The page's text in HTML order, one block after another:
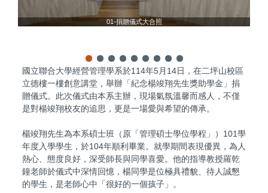
01-捐贈儀式大合照
國立聯合大學經營管理學系於114年5月14日，在二坪山校區
立德樓一樓創意講堂，舉辦「紀念楊竣翔先生獎助學金」捐
贈儀式。此次儀式由本系主辦，現場氣氛溫馨而感人，不僅
是對楊竣翔校友的追思，更是一場愛與希望的傳承。
楊竣翔先生為本系碩士班（原「管理碩士學位學程」）101學
年度入學學生，於104年順利畢業。就學期間表現優異，為人
熱心、態度良好，深受師長與同學喜愛。他的指導教授羅乾
鐘老師於儀式中深情回憶，楊同學是位極具禮貌、待人誠懇
的學生，是老師心中「很好的一個孩子」。